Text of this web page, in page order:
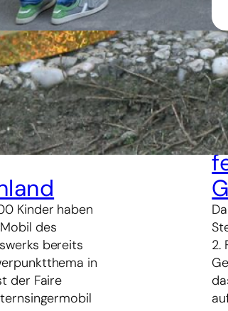
Weg
Kinder haben
des
bereits
in
der Faire
2.